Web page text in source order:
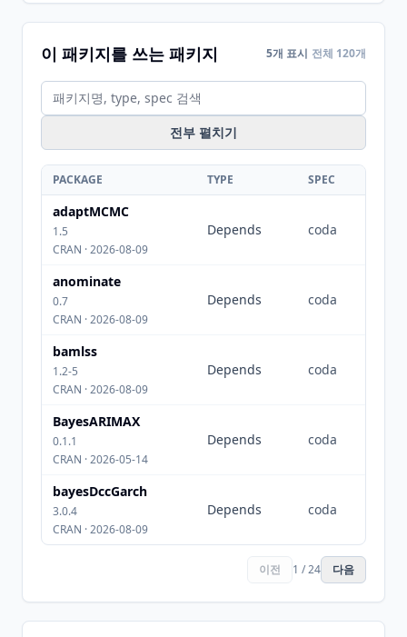
이 패키지를 쓰는 패키지 5개 표시 전체 120개
전부 펼치기
PACKAGE TYPE SPEC
adaptMCMC
1.5
CRAN · 2026-08-09
Depends coda
anominate
0.7
CRAN · 2026-08-09
Depends coda
bamlss
1.2-5
CRAN · 2026-08-09
Depends coda
BayesARIMAX
0.1.1
CRAN · 2026-05-14
Depends coda
bayesDccGarch
3.0.4
CRAN · 2026-08-09
Depends coda
이전 1 / 24 다음